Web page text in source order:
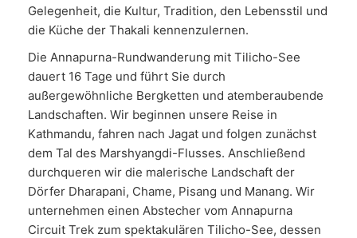
Gelegenheit, die Kultur, Tradition, den Lebensstil und
die Küche der Thakali kennenzulernen.
Die Annapurna-Rundwanderung mit Tilicho-See
dauert 16 Tage und führt Sie durch
außergewöhnliche Bergketten und atemberaubende
Landschaften. Wir beginnen unsere Reise in
Kathmandu, fahren nach Jagat und folgen zunächst
dem Tal des Marshyangdi-Flusses. Anschließend
durchqueren wir die malerische Landschaft der
Dörfer Dharapani, Chame, Pisang und Manang. Wir
unternehmen einen Abstecher vom Annapurna
Circuit Trek zum spektakulären Tilicho-See, dessen